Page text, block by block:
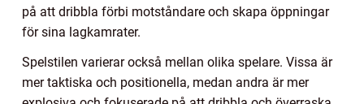
på att dribbla förbi motståndare och skapa öppningar
för sina lagkamrater.
Spelstilen varierar också mellan olika spelare. Vissa är
mer taktiska och positionella, medan andra är mer